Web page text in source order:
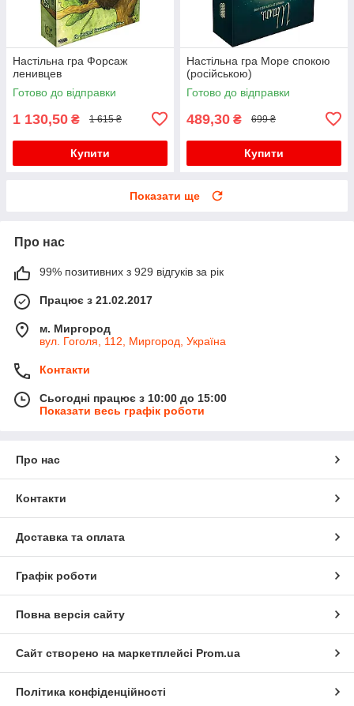
Настільна гра Форсаж
ленивцев
Готово до відправки
1 130,50 ₴ 1 615 ₴
Купити
Настільна гра Море спокою
(російською)
Готово до відправки
489,30 ₴ 699 ₴
Купити
Показати ще
Про нас
99% позитивних з 929 відгуків за рік
Працює з 21.02.2017
м. Миргород
вул. Гоголя, 112, Миргород, Україна
Контакти
Сьогодні працює з 10:00 до 15:00
Показати весь графік роботи
Про нас
Контакти
Доставка та оплата
Графік роботи
Повна версія сайту
Сайт створено на маркетплейсі Prom.ua
Політика конфіденційності